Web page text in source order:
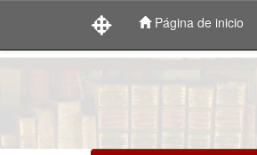
Página de inicio